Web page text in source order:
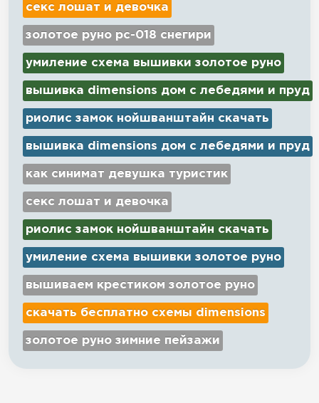
секс лошат и девочка
золотое руно рс-018 снегири
умиление схема вышивки золотое руно
вышивка dimensions дом с лебедями и пруд
риолис замок нойшванштайн скачать
вышивка dimensions дом с лебедями и пруд
как синимат девушка туристик
секс лошат и девочка
риолис замок нойшванштайн скачать
умиление схема вышивки золотое руно
вышиваем крестиком золотое руно
скачать бесплатно схемы dimensions
золотое руно зимние пейзажи